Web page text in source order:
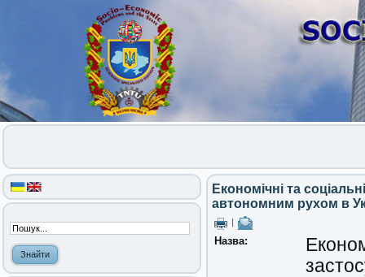
Економічні та
автономним рухом в
Назва: